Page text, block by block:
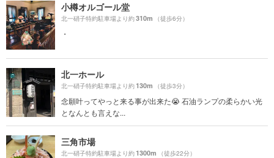
小樽オルゴール堂
北一硝子特約駐車場より約310m （徒歩6分）
・
北一ホール
北一硝子特約駐車場より約130m （徒歩3分）
念願叶ってやっと来る事が出来た😭 石油ランプの柔らかい光
となんとも言えな...
三角市場
北一硝子特約駐車場より約1300m （徒歩22分）